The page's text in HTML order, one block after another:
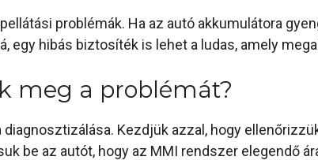
problémák. Ha az autó akkumulátora
egy hibás biztosíték is lehet a ludas, amely
meg a problémát?
Kezdjük azzal, hogy
be az autót, hogy az MMI rendszer elegendő